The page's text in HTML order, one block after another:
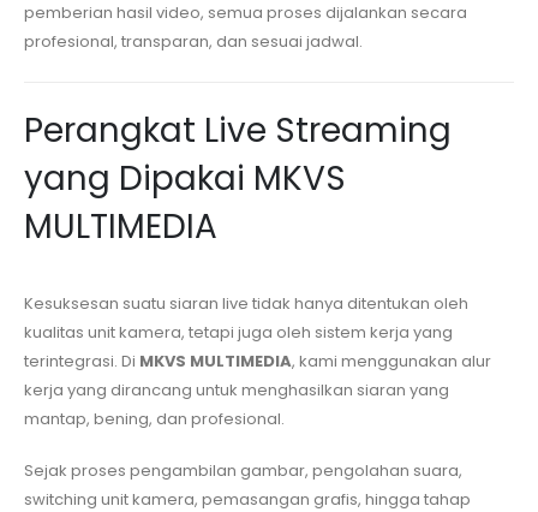
pemberian hasil video, semua proses dijalankan secara
profesional, transparan, dan sesuai jadwal.
Perangkat Live Streaming
yang Dipakai MKVS
MULTIMEDIA
Kesuksesan suatu siaran live tidak hanya ditentukan oleh
kualitas unit kamera, tetapi juga oleh sistem kerja yang
terintegrasi. Di MKVS MULTIMEDIA, kami menggunakan alur
kerja yang dirancang untuk menghasilkan siaran yang
mantap, bening, dan profesional.
Sejak proses pengambilan gambar, pengolahan suara,
switching unit kamera, pemasangan grafis, hingga tahap